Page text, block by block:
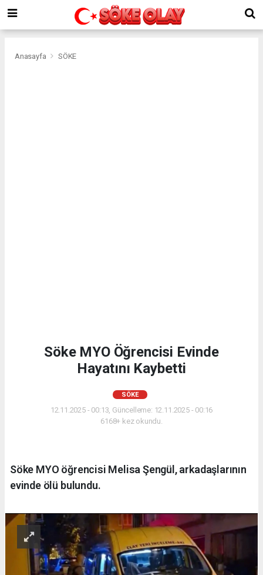
Anasayfa SÖKE
Söke MYO Öğrencisi Evinde
Hayatını Kaybetti
SÖKE
12.11.2025 - 00:13, Güncelleme: 12.11.2025 - 00:16
6168+ kez okundu.
Söke MYO öğrencisi Melisa Şengül, arkadaşlarının
evinde ölü bulundu.